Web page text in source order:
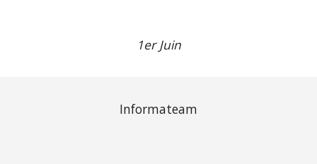
1er Juin
Informateam